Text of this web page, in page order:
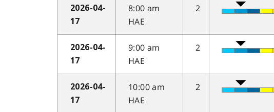
2026-04-
17
8:00 am
HAE
2
2026-04-
17
9:00 am
HAE
2
2026-04-
17
10:00 am
HAE
2